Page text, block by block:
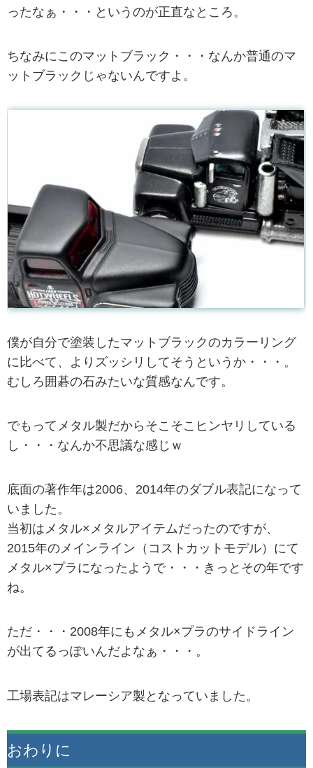
ったなぁ・・・というのが正直なところ。
ちなみにこのマットブラック・・・なんか普通のマ
ットブラックじゃないんですよ。
僕が自分で塗装したマットブラックのカラーリング
に比べて、よりズッシリしてそうというか・・・。
むしろ囲碁の石みたいな質感なんです。
でもってメタル製だからそこそこヒンヤリしている
し・・・なんか不思議な感じｗ
底面の著作年は2006、2014年のダブル表記になって
いました。
当初はメタル×メタルアイテムだったのですが、
2015年のメインライン（コストカットモデル）にて
メタル×プラになったようで・・・きっとその年です
ね。
ただ・・・2008年にもメタル×プラのサイドライン
が出てるっぽいんだよなぁ・・・。
工場表記はマレーシア製となっていました。
おわりに